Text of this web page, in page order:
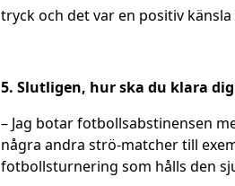
tryck och det var en positiv
5. Slutligen, hur ska du klara
– Jag botar fotbollsabstinensen
några andra strö-matcher till
fotbollsturnering som hålls den